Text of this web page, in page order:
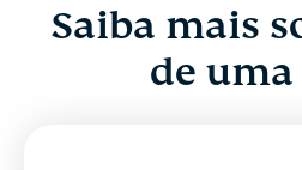
Saiba mais
de uma